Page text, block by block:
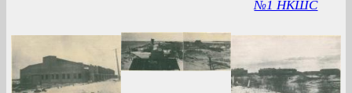
№1 НКШС